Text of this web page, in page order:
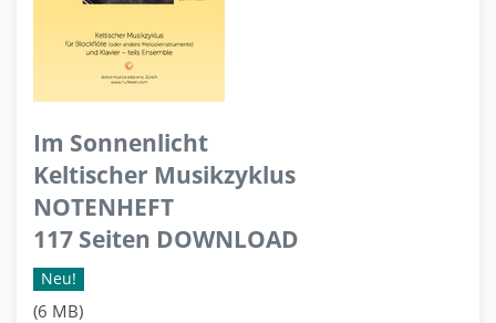
Im Sonnenlicht
Keltischer Musikzyklus
NOTENHEFT
117 Seiten DOWNLOAD
Neu!
(6 MB)